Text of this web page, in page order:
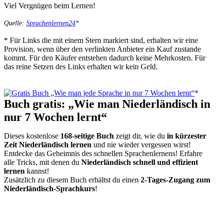
Viel Vergnügen beim Lernen!
Quelle: Sprachenlernen24
* Für Links die mit einem Stern markiert sind, erhalten wir eine
Provision, wenn über den verlinkten Anbieter ein Kauf zustande
kommt. Für den Käufer entstehen dadurch keine Mehrkosten. Für
das reine Setzen des Links erhalten wir kein Geld.
Buch gratis: „Wie man Niederländisch in
nur 7 Wochen lernt“
Dieses kostenlose 168-seitige Buch zeigt dir, wie du in kürzester
Zeit Niederländisch lernen und nie wieder vergessen wirst!
Entdecke das Geheimnis des schnellen Sprachenlernens! Erfahre
alle Tricks, mit denen du Niederländisch schnell und effizient
lernen kannst!
Zusätzlich zu diesem Buch erhältst du einen 2-Tages-Zugang zum
Niederländisch-Sprachkurs!